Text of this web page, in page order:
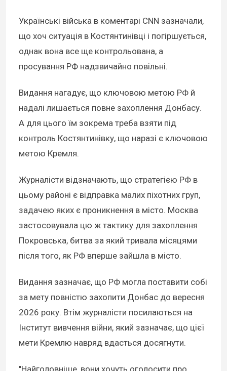
Українські війська в коментарі CNN зазначали,
що хоч ситуація в Костянтинівці і погіршується,
однак вона все ще контрольована, а
просування РФ надзвичайно повільні.
Видання нагадує, що ключовою метою РФ й
надалі лишається повне захоплення Донбасу.
А для цього їм зокрема треба взяти під
контроль Костянтинівку, що наразі є ключовою
метою Кремля.
Журналісти відзначають, що стратегією РФ в
цьому районі є відправка малих піхотних груп,
задачею яких є проникнення в місто. Москва
застосовувала цю ж тактику для захоплення
Покровська, битва за який тривала місяцями
після того, як РФ вперше зайшла в місто.
Видання зазначає, що РФ могла поставити собі
за мету повністю захопити Донбас до вересня
2026 року. Втім журналісти посилаються на
Інститут вивчення війни, який зазначає, що цієї
мети Кремлю навряд вдасться досягнути.
"Найголовніше, вони хочуть оголосити про